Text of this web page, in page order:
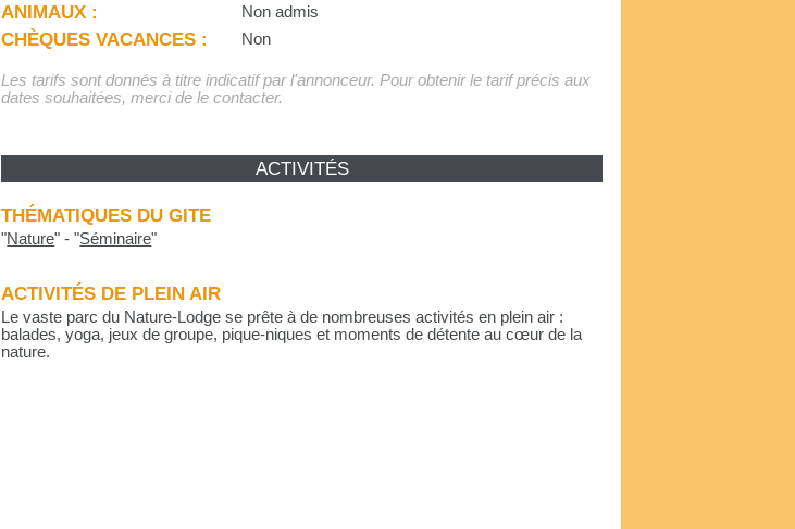
ANIMAUX : Non admis
CHÈQUES VACANCES : Non
Les tarifs sont donnés à titre indicatif par l'annonceur. Pour obtenir le tarif précis aux
dates souhaitées, merci de le contacter.
ACTIVITÉS
THÉMATIQUES DU GITE
"Nature" -"Séminaire"
ACTIVITÉS DE PLEIN AIR
Le vaste parc du Nature-Lodge se prête à de nombreuses activités en plein air :
balades, yoga, jeux de groupe, pique-niques et moments de détente au cœur de la
nature.